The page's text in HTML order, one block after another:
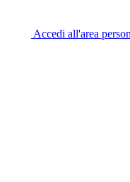
Accedi all'area